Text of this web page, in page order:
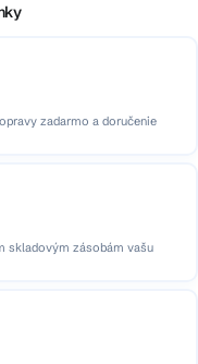
zadarmo a doručenie
skladovým zásobám vašu